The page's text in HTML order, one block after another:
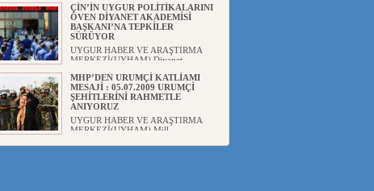
ÇİN’İN UYGUR POLİTİKALARINI
ÖVEN DİYANET AKADEMİSİ
BAŞKANI’NA TEPKİLER
SÜRÜYOR
UYGUR HABER VE ARAŞTIRMA
MERKEZİ(UYHAM) Diyanet
MHP’DEN URUMÇİ KATLİAMI
MESAJİ : 05.07.2009 URUMÇİ
ŞEHİTLERİNİ RAHMETLE
ANIYORUZ
UYGUR HABER VE ARAŞTIRMA
MERKEZİ(UYHAM) Mill...
ÇİN’İN ANKARA BÜYÜKELÇİSİ